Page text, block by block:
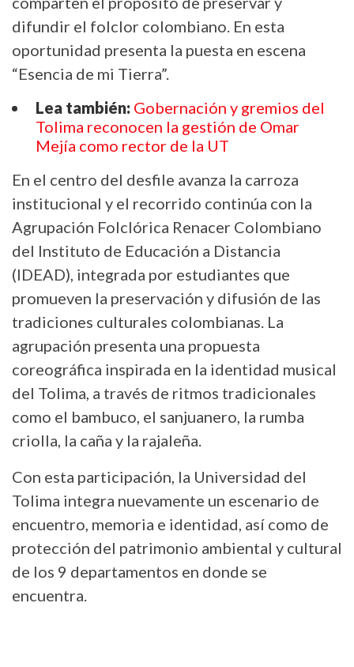
difundir el folclor colombiano. En esta
oportunidad presenta la puesta en escena
“Esencia de mi Tierra”.
Lea también: Gobernación y gremios del
Tolima reconocen la gestión de Omar
Mejía como rector de la UT
En el centro del desfile avanza la carroza
institucional y el recorrido continúa con la
Agrupación Folclórica Renacer Colombiano
del Instituto de Educación a Distancia
(IDEAD), integrada por estudiantes que
promueven la preservación y difusión de las
tradiciones culturales colombianas. La
agrupación presenta una propuesta
coreográfica inspirada en la identidad musical
del Tolima, a través de ritmos tradicionales
como el bambuco, el sanjuanero, la rumba
criolla, la caña y la rajaleña.
Con esta participación, la Universidad del
Tolima integra nuevamente un escenario de
encuentro, memoria e identidad, así como de
protección del patrimonio ambiental y cultural
de los 9 departamentos en donde se
encuentra.